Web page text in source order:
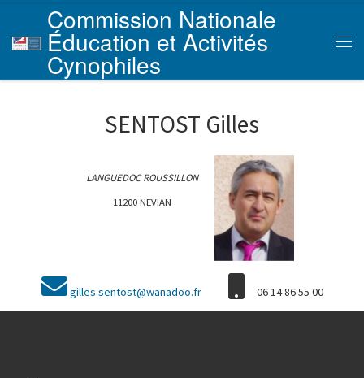
Skip to content
Commission Nationale
Éducation et Activités
Cynophiles
SENTOST Gilles
LANGUEDOC ROUSSILLON
11200 NEVIAN
gilles.sentost@wanadoo.fr 06 14 86 55 00